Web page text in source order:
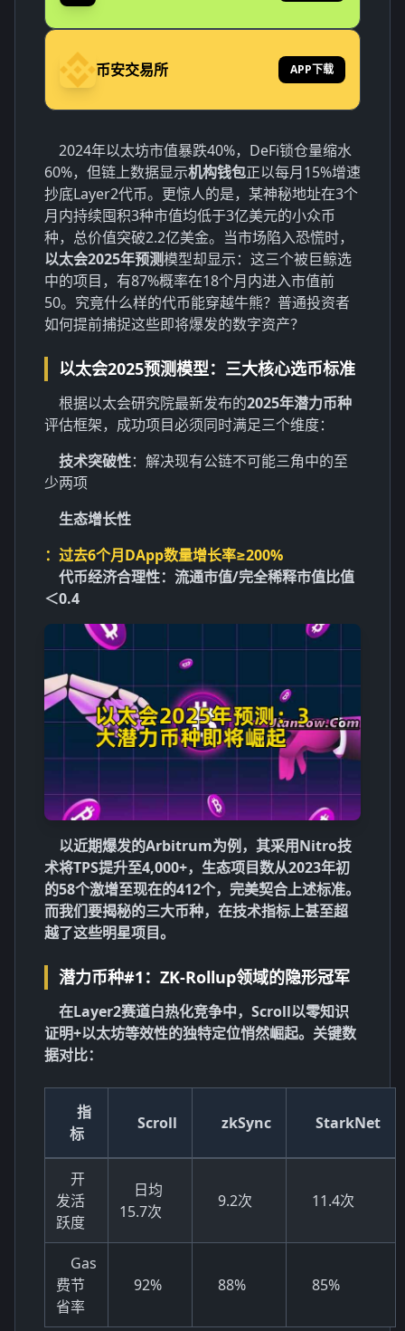
币安交易所 APP下载
2024年以太坊市值暴跌40%，DeFi锁仓量缩水
60%，但链上数据显示机构钱包正以每月15%增速
抄底Layer2代币。更惊人的是，某神秘地址在3个
月内持续囤积3种市值均低于3亿美元的小众币
种，总价值突破2.2亿美金。当市场陷入恐慌时，
以太会2025年预测模型却显示：这三个被巨鲸选
中的项目，有87%概率在18个月内进入市值前
50。究竟什么样的代币能穿越牛熊？普通投资者
如何提前捕捉这些即将爆发的数字资产？
以太会2025预测模型：三大核心选币标准
根据以太会研究院最新发布的2025年潜力币种
评估框架，成功项目必须同时满足三个维度：
技术突破性：解决现有公链不可能三角中的至
少两项
生态增长性
：过去6个月DApp数量增长率≥200%
代币经济合理性：流通市值/完全稀释市值比值
＜0.4
以近期爆发的Arbitrum为例，其采用Nitro技
术将TPS提升至4,000+，生态项目数从2023年初
的58个激增至现在的412个，完美契合上述标准。
而我们要揭秘的三大币种，在技术指标上甚至超
越了这些明星项目。
潜力币种#1：ZK-Rollup领域的隐形冠军
在Layer2赛道白热化竞争中，Scroll以零知识
证明+以太坊等效性的独特定位悄然崛起。关键数
据对比：
指
标
Scroll zkSync StarkNet
开
发活
跃度
日均
15.7次
9.2次 11.4次
Gas
费节
省率
92% 88% 85%